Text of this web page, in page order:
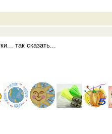
так сказать...